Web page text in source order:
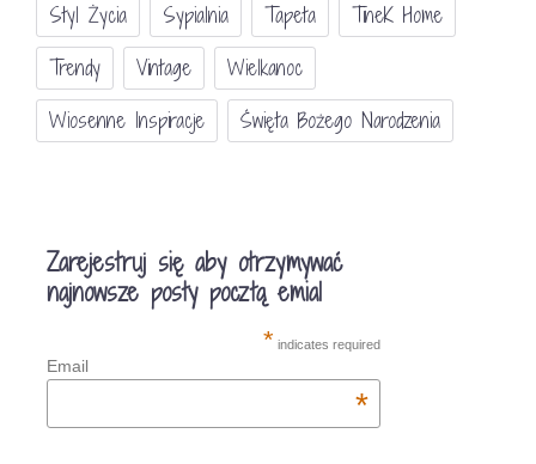
Styl Życia
Sypialnia Tapeta
TineK Home
Trendy
Vintage
Wielkanoc
Wiosenne Inspiracje
Święta Bożego Narodzenia
Zarejestruj się aby otrzymywać
najnowsze posty pocztą emial
* indicates required
Email
*